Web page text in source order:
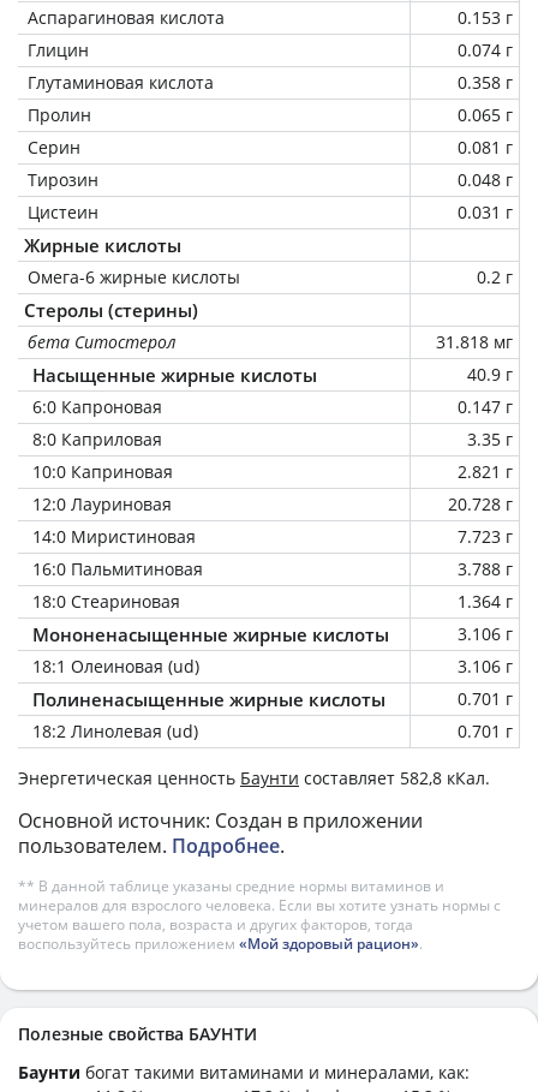
Аспарагиновая кислота
0.153 г
Глицин
0.074 г
Глутаминовая кислота
0.358 г
Пролин
0.065 г
Серин
0.081 г
Тирозин
0.048 г
Цистеин
0.031 г
Жирные кислоты
Омега-6 жирные кислоты 0.2 г
Стеролы (стерины)
бета Ситостерол 31.818 мг
Насыщенные жирные кислоты
40.9 г
6:0 Капроновая
0.147 г
8:0 Каприловая
3.35 г
10:0 Каприновая
2.821 г
12:0 Лауриновая
20.728 г
14:0 Миристиновая
7.723 г
16:0 Пальмитиновая
3.788 г
18:0 Стеариновая
1.364 г
Мононенасыщенные жирные кислоты
3.106 г
18:1 Олеиновая (ud)
3.106 г
Полиненасыщенные жирные кислоты
0.701 г
18:2 Линолевая (ud)
0.701 г
Энергетическая ценность Баунти составляет 582,8 кКал.
Основной источник: Создан в приложении
пользователем. Подробнее.
** В данной таблице указаны средние нормы витаминов и
минералов для взрослого человека. Если вы хотите узнать нормы с
учетом вашего пола, возраста и других факторов, тогда
воспользуйтесь приложением «Мой здоровый рацион».
Полезные свойства БАУНТИ
Баунти богат такими витаминами и минералами, как: